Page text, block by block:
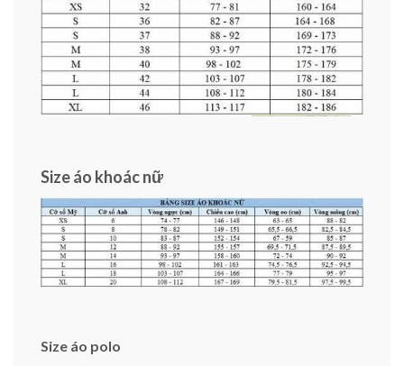
Size áo khoác nữ
Size áo polo